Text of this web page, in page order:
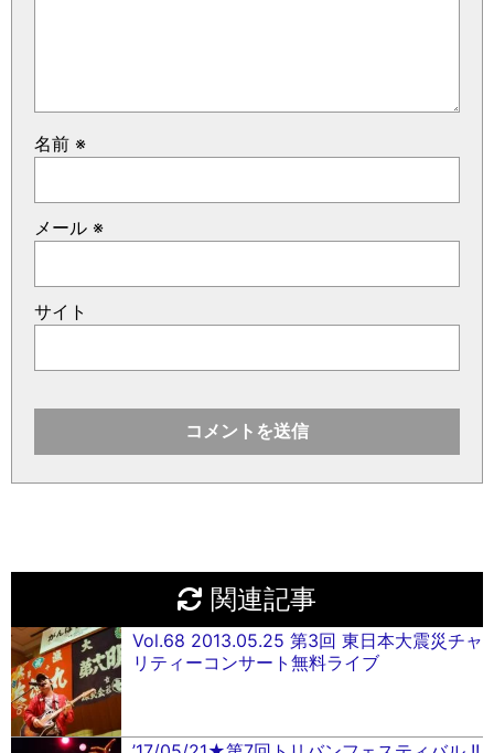
名前 ※
メール ※
サイト
関連記事
Vol.68 2013.05.25 第3回 東日本大震災チャ
リティーコンサート無料ライブ